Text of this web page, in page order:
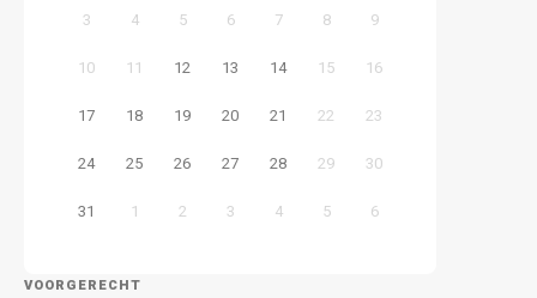
3 4 5 6 7 8 9
10 11 12 13 14 15 16
17 18 19 20 21 22 23
24 25 26 27 28 29 30
31 1 2 3 4 5 6
VOORGERECHT